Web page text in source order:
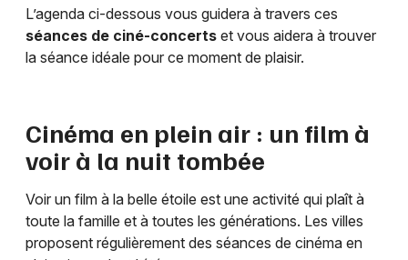
L’agenda ci-dessous vous guidera à travers ces
séances de ciné-concerts et vous aidera à trouver
la séance idéale pour ce moment de plaisir.
Cinéma en plein air : un film à
voir à la nuit tombée
Voir un film à la belle étoile est une activité qui plaît à
toute la famille et à toutes les générations. Les villes
proposent régulièrement des séances de cinéma en